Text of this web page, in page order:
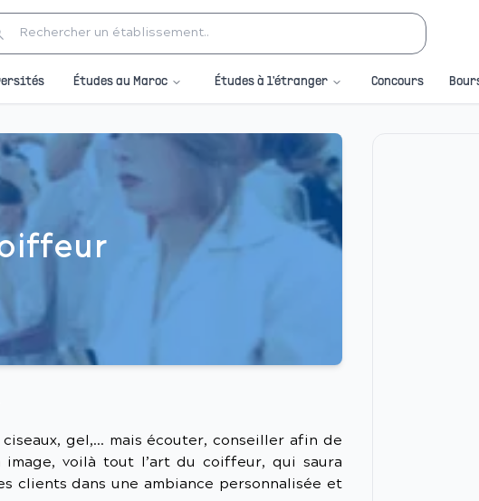
Études au Maroc Études à l'étranger Concours
gel,… mais écouter, conseiller afin de
voilà tout l’art du coiffeur, qui saura
clients dans une ambiance personnalisée et